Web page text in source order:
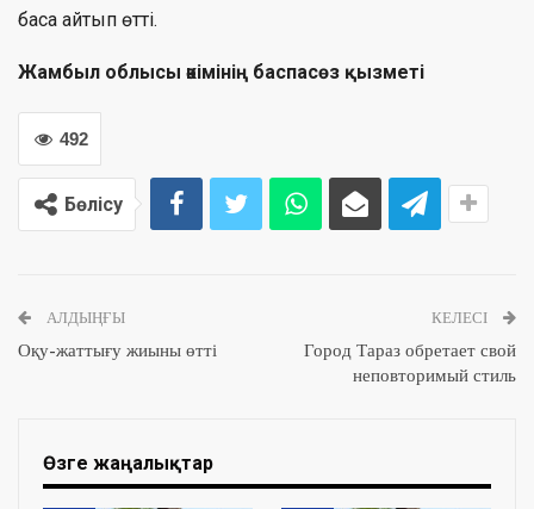
баса айтып өтті.
Жамбыл облысы әкімінің баспасөз қызметі
492
Бөлісу
АЛДЫҢҒЫ
Оқу-жаттығу жиыны өтті
КЕЛЕСІ
Город Тараз обретает свой
неповторимый стиль
Өзге жаңалықтар